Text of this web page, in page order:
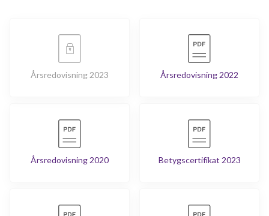
Årsredovisning 2023 Årsredovisning 2022
Årsredovisning 2020 Betygscertifikat 2023